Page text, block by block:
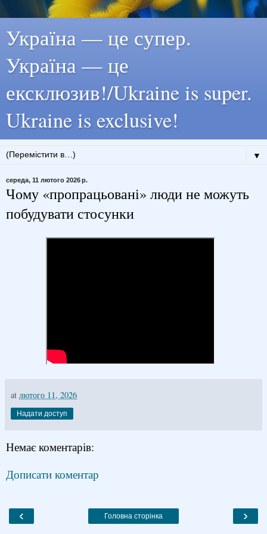
Україна — це супер.
Україна — це
ексклюзив!/Ukraine is super.
Ukraine is exclusive!
▼
середа, 11 лютого 2026 р.
Чому «пропрацьовані» люди не можуть
побудувати стосунки
at лютого 11, 2026
Надати доступ
Немає коментарів:
Дописати коментар
‹ ›
Головна сторінка